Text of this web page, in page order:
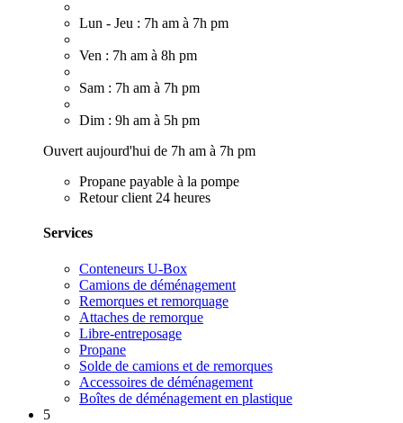
Lun - Jeu : 7h am à 7h pm
Ven : 7h am à 8h pm
Sam : 7h am à 7h pm
Dim : 9h am à 5h pm
Ouvert aujourd'hui de 7h am à 7h pm
Propane payable à la pompe
Retour client 24 heures
Services
Conteneurs U-Box
Camions de déménagement
Remorques et remorquage
Attaches de remorque
Libre-entreposage
Propane
Solde de camions et de remorques
Accessoires de déménagement
Boîtes de déménagement en plastique
5